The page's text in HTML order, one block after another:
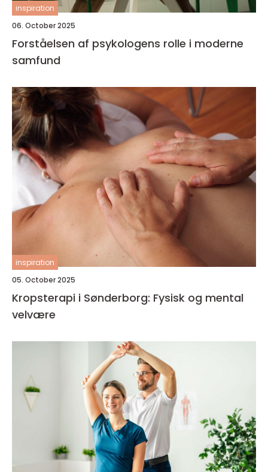
inspiration
06. October 2025
Forståelsen af psykologens rolle i moderne
samfund
inspiration
05. October 2025
Kropsterapi i Sønderborg: Fysisk og mental
velvære